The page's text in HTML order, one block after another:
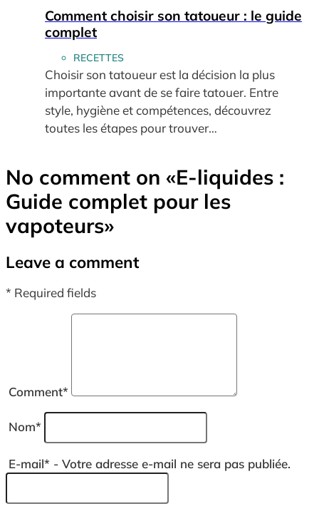
Comment choisir son tatoueur : le guide
complet
RECETTES
Choisir son tatoueur est la décision la plus
importante avant de se faire tatouer. Entre
style, hygiène et compétences, découvrez
toutes les étapes pour trouver…
No comment on «E-liquides :
Guide complet pour les
vapoteurs»
Leave a comment
* Required fields
Comment*
Nom*
E-mail* - Votre adresse e-mail ne sera pas publiée.